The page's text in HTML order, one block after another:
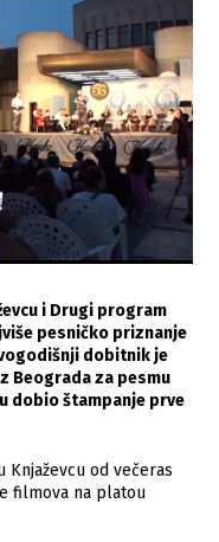
i Drugi program
pesničko priznanje
dobitnik je
Beograda za pesmu
dobio štampanje prve
od večeras
filmova na platou